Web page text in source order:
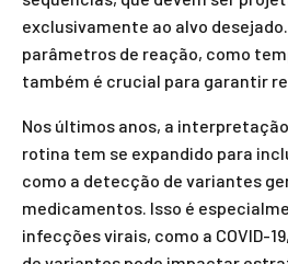
exclusivamente ao alvo
parâmetros de reação, como
também é crucial para garantir
Nos últimos anos, a interpretação
rotina tem se expandido para
como a detecção de variantes
medicamentos. Isso é
infecções virais, como a COVID-